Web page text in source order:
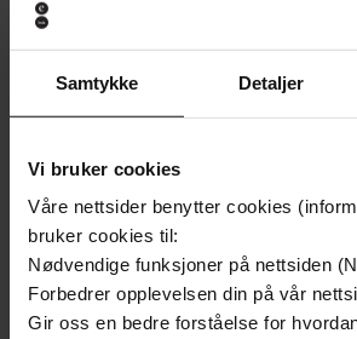
Samtykke Detaljer
Vi bruker cookies
Våre nettsider benytter cookies
bruker cookies til:
Nødvendige funksjoner på nettsiden
Forbedrer opplevelsen din på vår
Gir oss en bedre forståelse for
Premium
Vinner av Rivertonprisen